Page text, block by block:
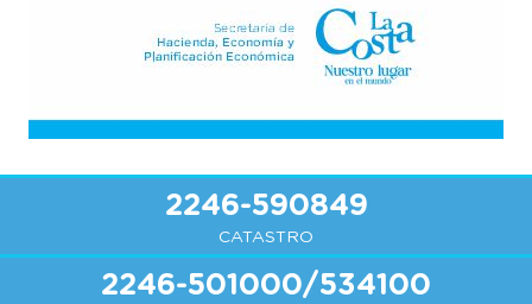
2246-590849
CATASTRO
2246-501000/534100